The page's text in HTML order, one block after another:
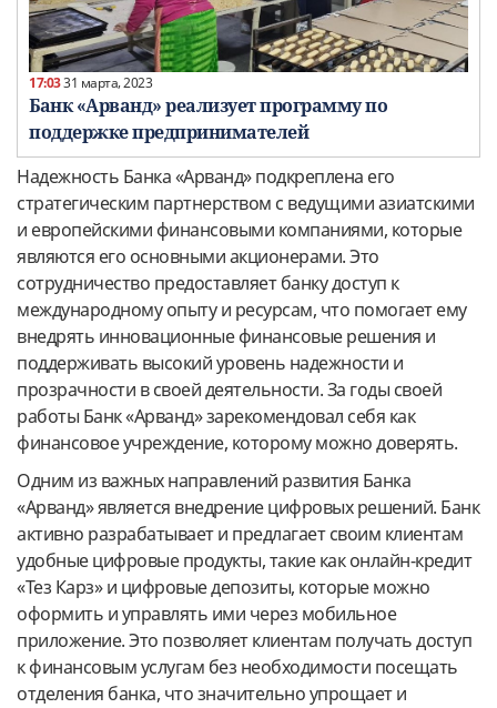
17:0331 марта, 2023
Банк «Арванд» реализует программу по
поддержке предпринимателей
Надежность Банка «Арванд» подкреплена его
стратегическим партнерством с ведущими азиатскими
и европейскими финансовыми компаниями, которые
являются его основными акционерами. Это
сотрудничество предоставляет банку доступ к
международному опыту и ресурсам, что помогает ему
внедрять инновационные финансовые решения и
поддерживать высокий уровень надежности и
прозрачности в своей деятельности. За годы своей
работы Банк «Арванд» зарекомендовал себя как
финансовое учреждение, которому можно доверять.
Одним из важных направлений развития Банка
«Арванд» является внедрение цифровых решений. Банк
активно разрабатывает и предлагает своим клиентам
удобные цифровые продукты, такие как онлайн-кредит
«Тез Карз» и цифровые депозиты, которые можно
оформить и управлять ими через мобильное
приложение. Это позволяет клиентам получать доступ
к финансовым услугам без необходимости посещать
отделения банка, что значительно упрощает и